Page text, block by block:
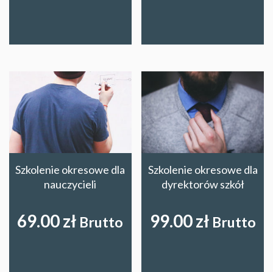
Szkolenie okresowe dla
nauczycieli
69.00zł Brutto
Szkolenie okresowe dla
dyrektorów szkół
99.00zł Brutto